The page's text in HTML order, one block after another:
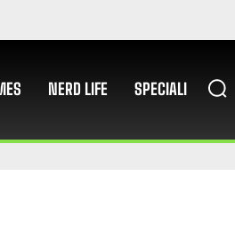
NERD LIFE SPECIALI